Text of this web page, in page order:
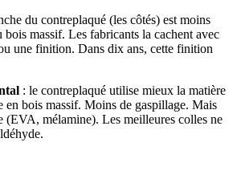
du contreplaqué (les côtés) est moins
bois massif. Les fabricants la cachent avec
une finition. Dans dix ans, cette finition
: le contreplaqué utilise mieux la matière
en bois massif. Moins de gaspillage. Mais
(EVA, mélamine). Les meilleures colles ne